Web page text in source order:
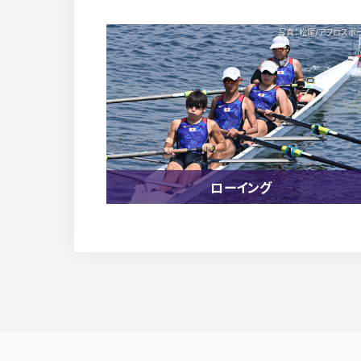
写真：松尾/アフロスポ
ローイング